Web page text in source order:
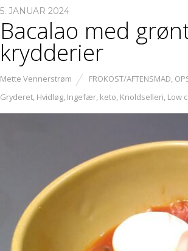
5. JANUAR 2024
Bacalao med
krydderier
Mette Vennerstrøm FROKOST/AFTENSMAD,
Gryderet, Hvidløg, Ingefær, keto, Knoldselleri, Low